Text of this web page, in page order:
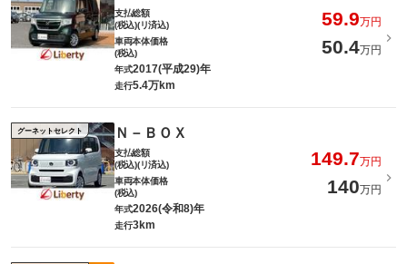
支払総額
(税込)(リ済込)
59.9万円
車両本体価格
(税込)
50.4万円
年式2017(平成29)年
走行5.4万km
グーネットセレクト Ｎ－ＢＯＸ
支払総額
(税込)(リ済込)
149.7万円
車両本体価格
(税込)
140万円
年式2026(令和8)年
走行3km